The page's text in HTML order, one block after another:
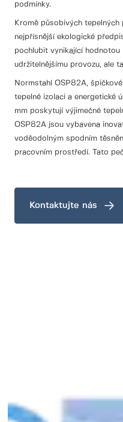
podmínky.
Kromě působivých
nejpřísnější ekologické
pochlubit vynikající hodnotou
udržitelnějšímu provozu, ale
Normstahl OSP82A,
tepelné izolaci a energetické
mm poskytují výjimečné
OSP82A jsou vybavena
voděodolným spodním
pracovním prostředí. Tato
Kontaktujte nás